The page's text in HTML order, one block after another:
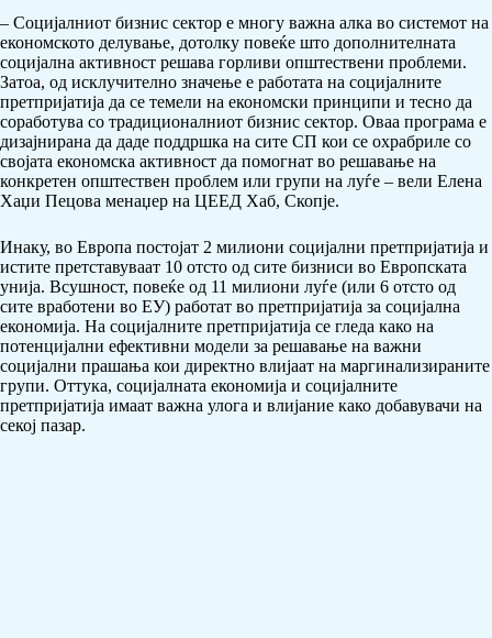
– Социјалниот бизнис сектор е многу важна алка во системот на
економското делување, дотолку повеќе што дополнителната
социјална активност решава горливи општествени проблеми.
Затоа, од исклучително значење е работата на социјалните
претпријатија да се темели на економски принципи и тесно да
соработува со традиционалниот бизнис сектор. Оваа програма е
дизајнирана да даде поддршка на сите СП кои се охрабриле со
својата економска активност да помогнат во решавање на
конкретен општествен проблем или групи на луѓе – вели Елена
Хаџи Пецова менаџер на ЦЕЕД Хаб, Скопје.
Инаку, во Европа постојат 2 милиони социјални претпријатија и
истите претставуваат 10 отсто од сите бизниси во Европската
унија. Всушност, повеќе од 11 милиони луѓе (или 6 отсто од
сите вработени во ЕУ) работат во претпријатија за социјална
економија. На социјалните претпријатија се гледа како на
потенцијални ефективни модели за решавање на важни
социјални прашања кои директно влијаат на маргинализираните
групи. Оттука, социјалната економија и социјалните
претпријатија имаат важна улога и влијание како добавувачи на
секој пазар.